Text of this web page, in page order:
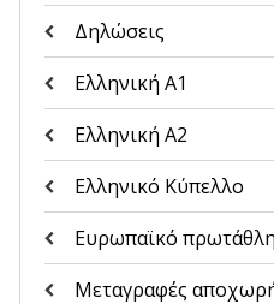
Δηλώσεις
Ελληνική Α1
Ελληνική Α2
Ελληνικό Κύπελλο
Ευρωπαϊκό
Μεταγραφές